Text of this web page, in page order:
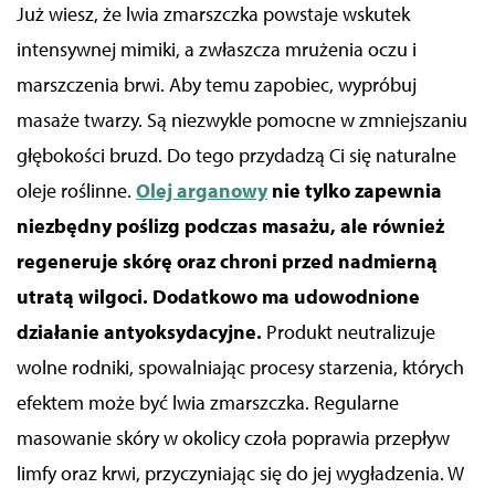
Już wiesz, że lwia zmarszczka powstaje wskutek
intensywnej mimiki, a zwłaszcza mrużenia oczu i
marszczenia brwi. Aby temu zapobiec, wypróbuj
masaże twarzy. Są niezwykle pomocne w zmniejszaniu
głębokości bruzd. Do tego przydadzą Ci się naturalne
oleje roślinne. Olej arganowynie tylko zapewnia
niezbędny poślizg podczas masażu, ale również
regeneruje skórę oraz chroni przed nadmierną
utratą wilgoci. Dodatkowo ma udowodnione
działanie antyoksydacyjne. Produkt neutralizuje
wolne rodniki, spowalniając procesy starzenia, których
efektem może być lwia zmarszczka. Regularne
masowanie skóryw okolicy czoła poprawia przepływ
limfy oraz krwi, przyczyniającsię do jej wygładzenia. W